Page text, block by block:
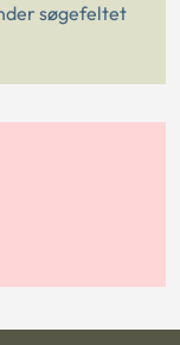
søgefeltet